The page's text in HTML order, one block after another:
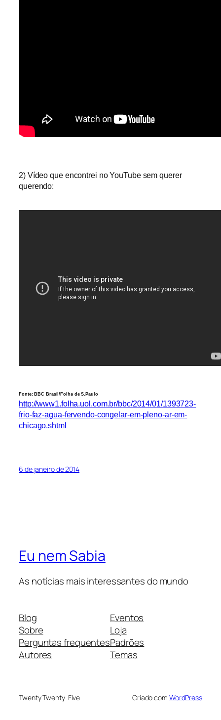
2) Vídeo que encontrei no YouTube sem querer
querendo:
Fonte: BBC Brasil/Folha de S.Paulo
http://www1.folha.uol.com.br/bbc/2014/01/1393723-
frio-faz-agua-fervendo-congelar-em-pleno-ar-em-
chicago.shtml
6 de janeiro de 2014
Eu nem Sabia
As notícias mais interessantes do mundo
Blog
Sobre
Perguntas frequentes
Autores
Eventos
Loja
Padrões
Temas
Twenty Twenty-Five Criado com WordPress